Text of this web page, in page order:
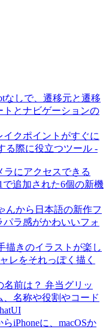
なしで、遷移元と遷移
トとナビゲーションの
クポイントがすぐに
る際に役立つツール -
ラにアクセスできる
で追加された6個の新機
んから日本語の新作フ
ラ感がかわいいフォ
描きのイラストが楽し
レをそれっぽく描く
前は？ 弁当グリッ
、名称や役割やコード
iPhoneに、macOSか